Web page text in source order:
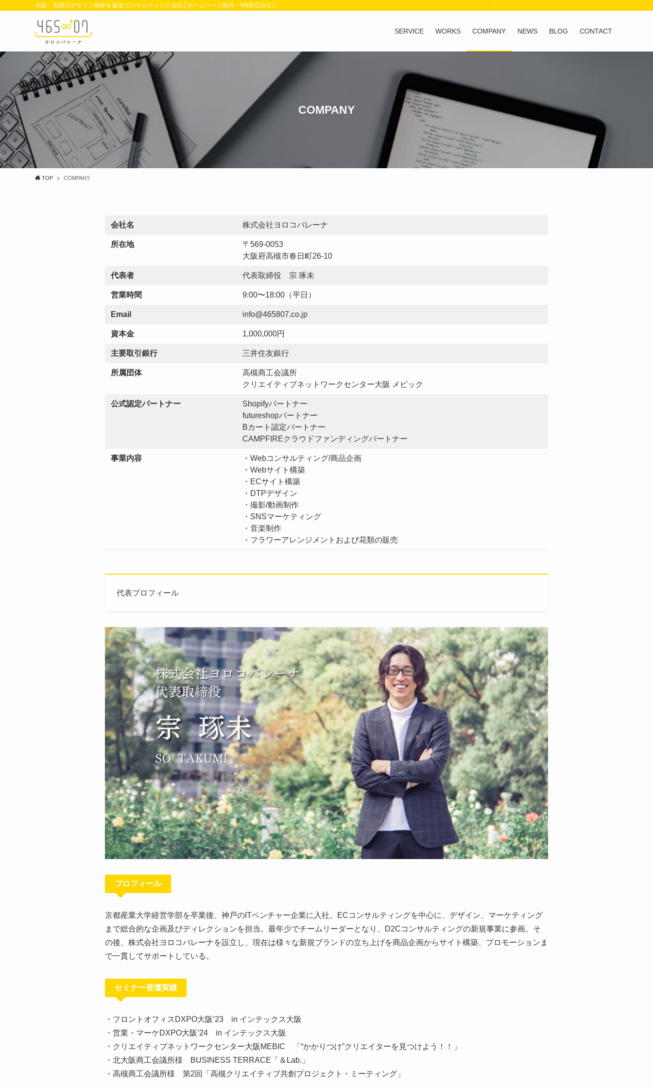
大阪・高槻のデザイン制作＆販促コンサルティング会社│ホームページ制作・WEB広告など
SERVICE WORKS COMPANY NEWS BLOG CONTACT
COMPANY
TOP COMPANY
会社名 株式会社ヨロコバレーナ
所在地
〒569-0053
大阪府高槻市春日町26-10
代表者 代表取締役 宗 琢未
営業時間 9:00〜18:00（平日）
Email info@465807.co.jp
資本金 1,000,000円
主要取引銀行 三井住友銀行
所属団体
高槻商工会議所
クリエイティブネットワークセンター大阪 メビック
公式認定パートナー
Shopifyパートナー
futureshopパートナー
Bカート認定パートナー
CAMPFIREクラウドファンディングパートナー
事業内容
・Webコンサルティング/商品企画
・Webサイト構築
・ECサイト構築
・DTPデザイン
・撮影/動画制作
・SNSマーケティング
・音楽制作
・フラワーアレンジメントおよび花類の販売
代表プロフィール
プロフィール
京都産業大学経営学部を卒業後、神戸のITベンチャー企業に入社。ECコンサルティングを中心に、デザイン、マーケティング
まで総合的な企画及びディレクションを担当。最年少でチームリーダーとなり、D2Cコンサルティングの新規事業に参画。そ
の後、株式会社ヨロコバレーナを設立し、現在は様々な新規ブランドの立ち上げを商品企画からサイト構築、プロモーションま
で一貫してサポートしている。
セミナー登壇実績
・フロントオフィスDXPO大阪’23 in インテックス大阪
・営業・マーケDXPO大阪’24 in インテックス大阪
・クリエイティブネットワークセンター大阪MEBIC 「“かかりつけ”クリエイターを見つけよう！！」
・北大阪商工会議所様 BUSINESS TERRACE「＆Lab.」
・高槻商工会議所様 第2回「高槻クリエイティブ共創プロジェクト・ミーティング」